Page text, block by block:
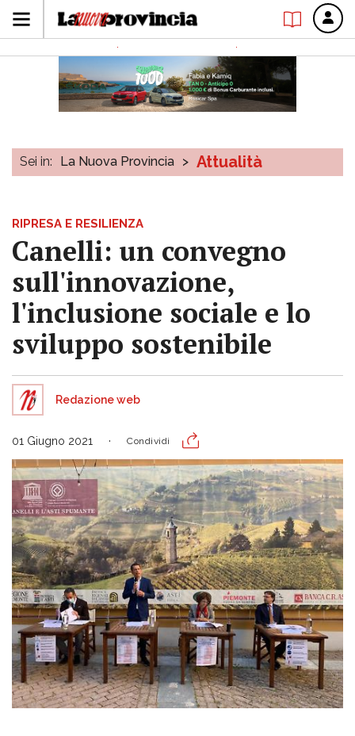
Sei in: La Nuova Provincia > Attualità
RIPRESA E RESILIENZA
Canelli: un convegno
sull'innovazione,
l'inclusione sociale e lo
sviluppo sostenibile
Redazione web
01 Giugno 2021 Condividi